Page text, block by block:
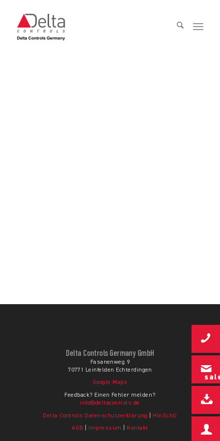
Delta Controls Germany GmbH
Fasanenweg 9
70771 Leinfelden Echterdingen
Google Maps
Feedback? Einen Fehler melden?
info@deltacontrols.de
Delta Controls Datenschutzerklärung HinSchG
AGB Impressum Kontakt